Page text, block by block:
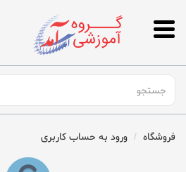
فروشگاه ورود به حساب کاربری